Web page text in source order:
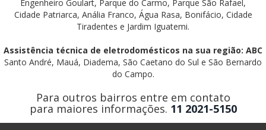
Engenheiro Goulart, Parque do Carmo, Parque São Rafael,
Cidade Patriarca, Anália Franco, Água Rasa, Bonifácio, Cidade
Tiradentes e Jardim Iguatemi.
Assistência técnica de eletrodomésticos na sua região: ABC
Santo André, Mauá, Diadema, São Caetano do Sul e São Bernardo
do Campo.
Para outros bairros entre em contato
para maiores informações. 11 2021-5150